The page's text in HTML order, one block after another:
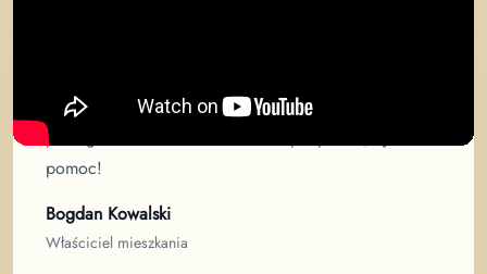
Audytomat. Świadectwo charakterystyki dostałem już
po 3 godzinach od dokonania zapłaty. Dziękuje za
pomoc!
Bogdan Kowalski
Właściciel mieszkania